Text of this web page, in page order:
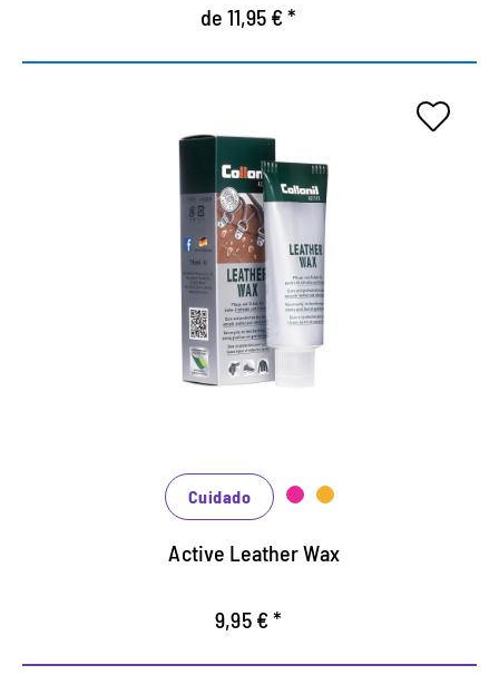
de 11,95 € *
Atención activa para zapatos
de cuero fuertemente
estresados.
Para al aire libre, de ocio y seguridad ocupacional.
Para cuero grueso, engrasado y encerado.
Cuidado
Active Leather Wax
9,95 € *